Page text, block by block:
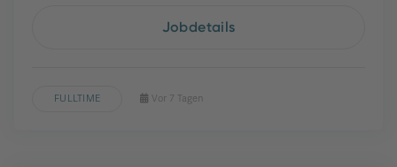
Jobdetails
FULLTIME Vor 7 Tagen